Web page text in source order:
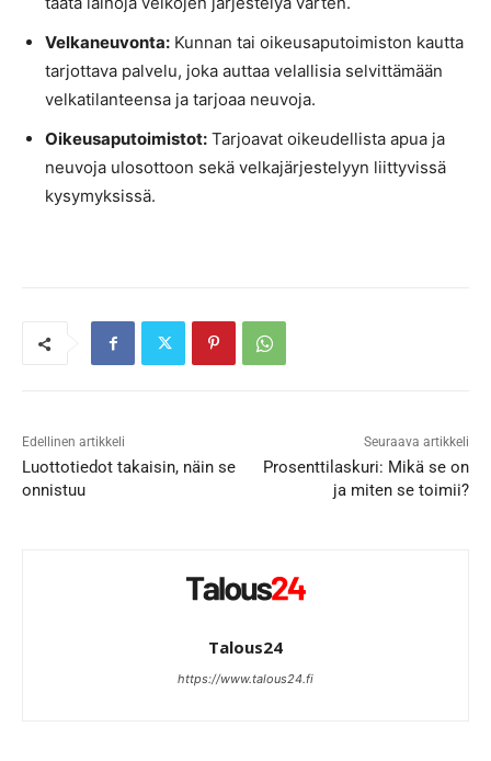
Velkaneuvonta: Kunnan tai oikeusaputoimiston kautta
tarjottava palvelu, joka auttaa velallisia selvittämään
velkatilanteensa ja tarjoaa neuvoja.
Oikeusaputoimistot: Tarjoavat oikeudellista apua ja
neuvoja ulosottoon sekä velkajärjestelyyn liittyvissä
kysymyksissä.
Edellinen artikkeli
Luottotiedot takaisin, näin se
onnistuu
Seuraava artikkeli
Prosenttilaskuri: Mikä se on
ja miten se toimii?
Talous24
https://www.talous24.fi